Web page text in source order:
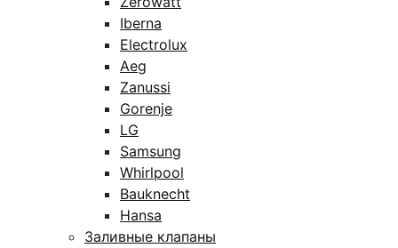
Iberna
Electrolux
Aeg
Zanussi
Gorenje
LG
Samsung
Whirlpool
Bauknecht
Hansa
Заливные клапаны